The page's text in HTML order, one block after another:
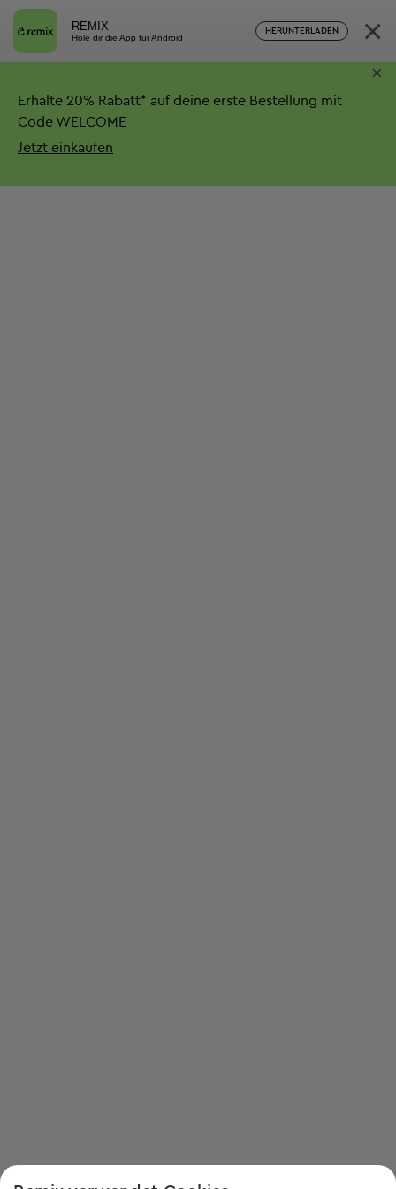
REMIX
Hole dir die App für Android
HERUNTERLADEN ×
Erhalte 20% Rabatt* auf deine erste Bestellung mit
Code WELCOME
Jetzt einkaufen
×